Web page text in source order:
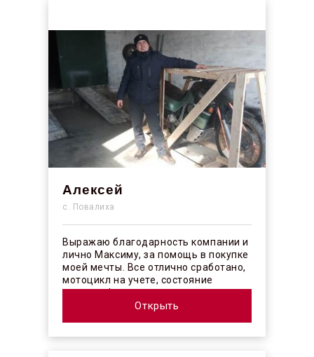
Алексей
с. Повалиха
Выражаю благодарность компании и
лично Максиму, за помощь в покупке
моей мечты. Все отлично сработано,
мотоцикл на учете, состояние
отличное! ...
Открыть